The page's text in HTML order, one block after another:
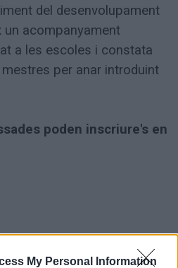
My Personal Information
del desenvolupament
un acompanyament
a les escoles i constata
per anar introduint
poden inscriure's en